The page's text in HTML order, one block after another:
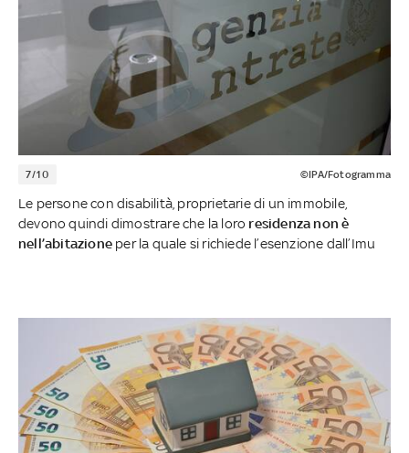
7/10 ©IPA/Fotogramma
Le persone con disabilità, proprietarie di un immobile,
devono quindi dimostrare che la loro residenza non è
nell’abitazione per la quale si richiede l’esenzione dall’Imu